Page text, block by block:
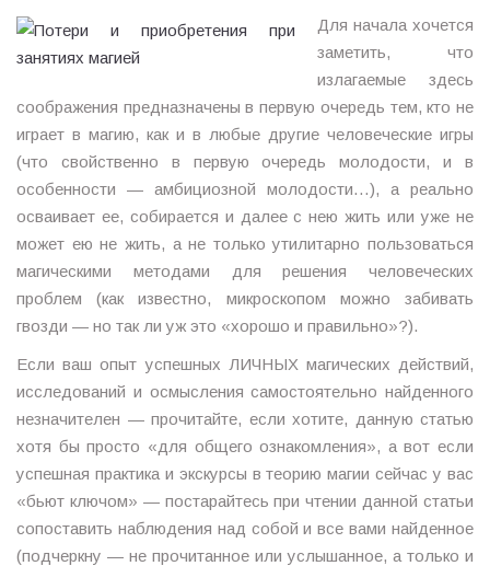
Для начала хочется
заметить, что
излагаемые здесь
соображения предназначены в первую очередь тем, кто не
играет в магию, как и в любые другие человеческие игры
(что свойственно в первую очередь молодости, и в
особенности — амбициозной молодости…), а реально
осваивает ее, собирается и далее с нею жить или уже не
может ею не жить, а не только утилитарно пользоваться
магическими методами для решения человеческих
проблем (как известно, микроскопом можно забивать
гвозди — но так ли уж это «хорошо и правильно»?).
Если ваш опыт успешных ЛИЧНЫХ магических действий,
исследований и осмысления самостоятельно найденного
незначителен — прочитайте, если хотите, данную статью
хотя бы просто «для общего ознакомления», а вот если
успешная практика и экскурсы в теорию магии сейчас у вас
«бьют ключом» — постарайтесь при чтении данной статьи
сопоставить наблюдения над собой и все вами найденное
(подчеркну — не прочитанное или услышанное, а только и